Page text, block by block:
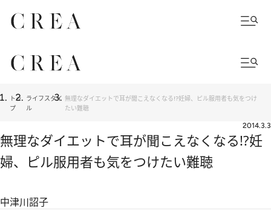
トッ
プ
ライフスタイ
ル
無理なダイエットで耳が聞こえなくなる!?妊婦、ピル服用者も気をつけ
たい難聴
2014.3.3
無理なダイエットで耳が聞こえなくなる!?妊
婦、ピル服用者も気をつけたい難聴
中津川詔子